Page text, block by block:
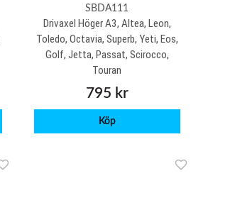
SBDA111
Drivaxel Höger A3, Altea, Leon,
Toledo, Octavia, Superb, Yeti, Eos,
Golf, Jetta, Passat, Scirocco,
Touran
795 kr
Köp